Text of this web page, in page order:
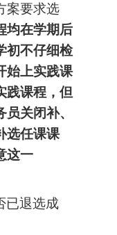
案要求选
均在学期后
初不仔细检
始上实践课
践课程，但
关闭补、
选任课课
这一
已退选成